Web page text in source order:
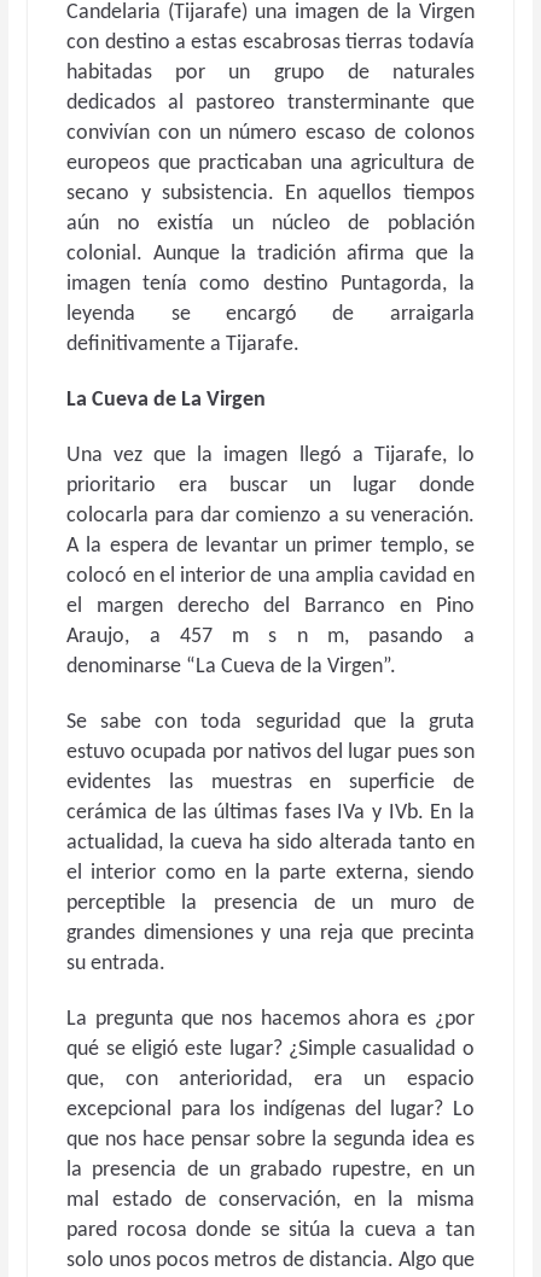
Candelaria (Tijarafe) una imagen de la Virgen
con destino a estas escabrosas tierras todavía
habitadas por un grupo de naturales
dedicados al pastoreo transterminante que
convivían con un número escaso de colonos
europeos que practicaban una agricultura de
secano y subsistencia. En aquellos tiempos
aún no existía un núcleo de población
colonial. Aunque la tradición afirma que la
imagen tenía como destino Puntagorda, la
leyenda se encargó de arraigarla
definitivamente a Tijarafe.
La Cueva de La Virgen
Una vez que la imagen llegó a Tijarafe, lo
prioritario era buscar un lugar donde
colocarla para dar comienzo a su veneración.
A la espera de levantar un primer templo, se
colocó en el interior de una amplia cavidad en
el margen derecho del Barranco en Pino
Araujo, a 457 m s n m, pasando a
denominarse “La Cueva de la Virgen”.
Se sabe con toda seguridad que la gruta
estuvo ocupada por nativos del lugar pues son
evidentes las muestras en superficie de
cerámica de las últimas fases IVa y IVb. En la
actualidad, la cueva ha sido alterada tanto en
el interior como en la parte externa, siendo
perceptible la presencia de un muro de
grandes dimensiones y una reja que precinta
su entrada.
La pregunta que nos hacemos ahora es ¿por
qué se eligió este lugar? ¿Simple casualidad o
que, con anterioridad, era un espacio
excepcional para los indígenas del lugar? Lo
que nos hace pensar sobre la segunda idea es
la presencia de un grabado rupestre, en un
mal estado de conservación, en la misma
pared rocosa donde se sitúa la cueva a tan
solo unos pocos metros de distancia. Algo que